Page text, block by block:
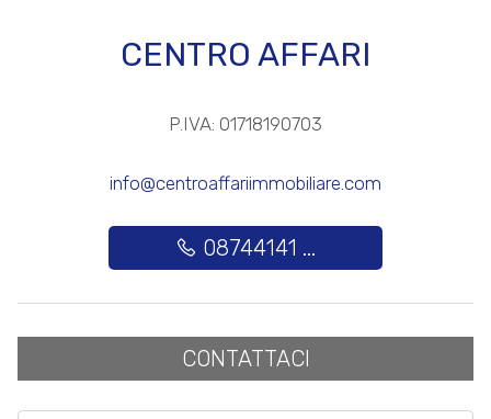
CENTRO AFFARI
P.IVA: 01718190703
info@centroaffariimmobiliare.com
08744141 ...
CONTATTACI
Posto auto/Box
Ascensore
Nuova costruzione